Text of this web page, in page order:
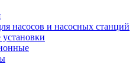
насосов и насосных станций